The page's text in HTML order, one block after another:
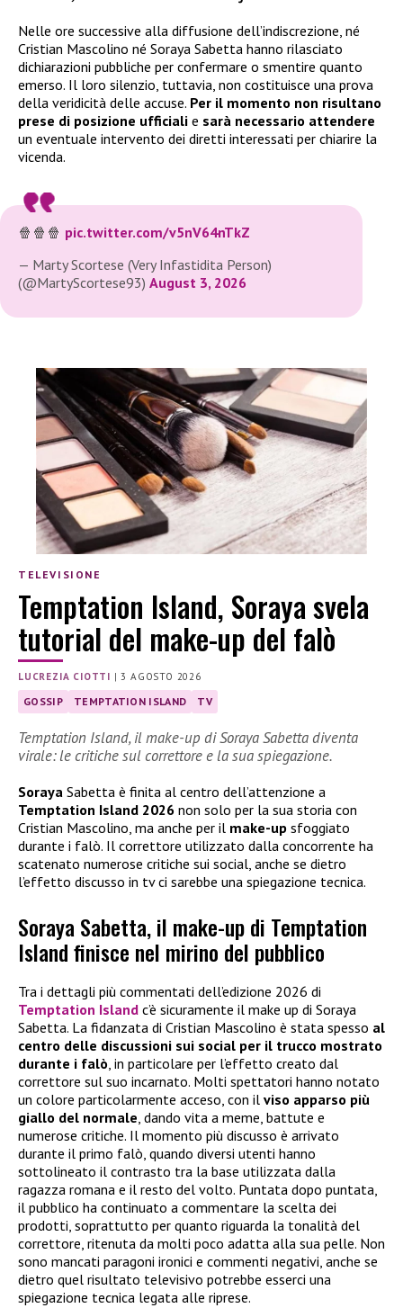
Nelle ore successive alla diffusione dell’indiscrezione, né
Cristian Mascolino né Soraya Sabetta hanno rilasciato
dichiarazioni pubbliche per confermare o smentire quanto
emerso. Il loro silenzio, tuttavia, non costituisce una prova
della veridicità delle accuse. Per il momento non risultano
prese di posizione ufficiali e sarà necessario attendere
un eventuale intervento dei diretti interessati per chiarire la
vicenda.
🍿🍿🍿 pic.twitter.com/v5nV64nTkZ
— Marty Scortese (Very Infastidita Person)
(@MartyScortese93) August 3, 2026
TELEVISIONE
Temptation Island, Soraya svela
tutorial del make-up del falò
LUCREZIA CIOTTI |3 AGOSTO 2026
GOSSIP TEMPTATION ISLAND TV
Temptation Island, il make-up di Soraya Sabetta diventa
virale: le critiche sul correttore e la sua spiegazione.
Soraya Sabetta è finita al centro dell’attenzione a
Temptation Island 2026 non solo per la sua storia con
Cristian Mascolino, ma anche per il make-up sfoggiato
durante i falò. Il correttore utilizzato dalla concorrente ha
scatenato numerose critiche sui social, anche se dietro
l’effetto discusso in tv ci sarebbe una spiegazione tecnica.
Soraya Sabetta, il make-up di Temptation
Island finisce nel mirino del pubblico
Tra i dettagli più commentati dell’edizione 2026 di
Temptation Island c’è sicuramente il make up di Soraya
Sabetta. La fidanzata di Cristian Mascolino è stata spesso al
centro delle discussioni sui social per il trucco mostrato
durante i falò, in particolare per l’effetto creato dal
correttore sul suo incarnato. Molti spettatori hanno notato
un colore particolarmente acceso, con il viso apparso più
giallo del normale, dando vita a meme, battute e
numerose critiche. Il momento più discusso è arrivato
durante il primo falò, quando diversi utenti hanno
sottolineato il contrasto tra la base utilizzata dalla
ragazza romana e il resto del volto. Puntata dopo puntata,
il pubblico ha continuato a commentare la scelta dei
prodotti, soprattutto per quanto riguarda la tonalità del
correttore, ritenuta da molti poco adatta alla sua pelle. Non
sono mancati paragoni ironici e commenti negativi, anche se
dietro quel risultato televisivo potrebbe esserci una
spiegazione tecnica legata alle riprese.